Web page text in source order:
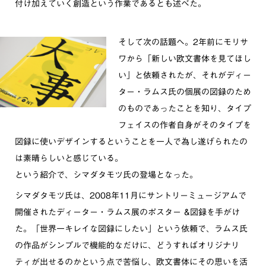
付け加えていく創造という作業であるとも述べた。
そして次の話題へ。2年前にモリサ
ワから「新しい欧文書体を見てほし
い」と依頼されたが、それがディー
ター・ラムス氏の個展の図録のため
のものであったことを知り、タイプ
フェイスの作者自身がそのタイプを
図録に使いデザインするということを一人で為し遂げられたの
は素晴らしいと感じている。
という紹介で、シマダタモツ氏の登場となった。
シマダタモツ氏は、2008年11月にサントリーミュージアムで
開催されたディーター・ラムス展のポスター &図録を手がけ
た。「世界一キレイな図録にしたい」という依頼で、ラムス氏
の作品がシンプルで機能的なだけに、どうすればオリジナリ
ティが出せるのかという点で苦悩し、欧文書体にその思いを活